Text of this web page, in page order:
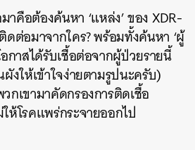
าคือต้องค้นหา ‘แหล่ง’ ของ XDR-
ดต่อมาจากใคร? พร้อมทั้งค้นหา ‘ผู้
กาสได้รับเชื้อต่อจากผู้ป่วยรายนี้
งให้เข้าใจง่ายตามรูปนะครับ)
กเขามาคัดกรองการติดเชื้อ
ห้โรคแพร่กระจายออกไป